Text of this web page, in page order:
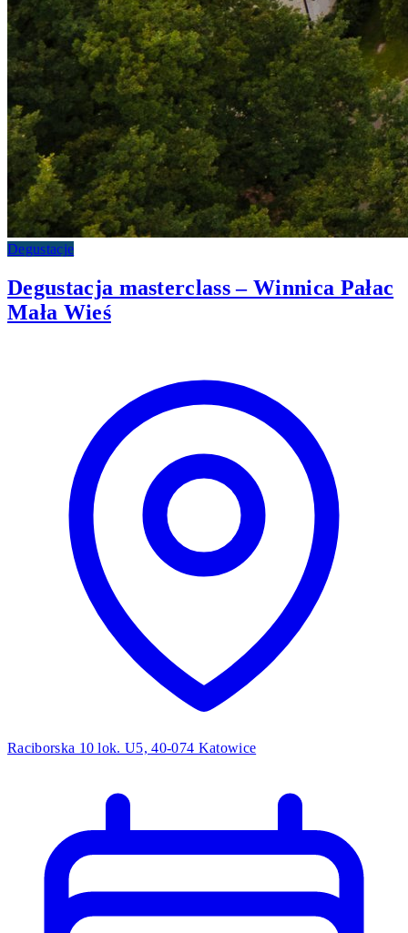
Degustacje
Degustacja masterclass – Winnica Pałac
Mała Wieś
Raciborska 10 lok. U5, 40-074 Katowice